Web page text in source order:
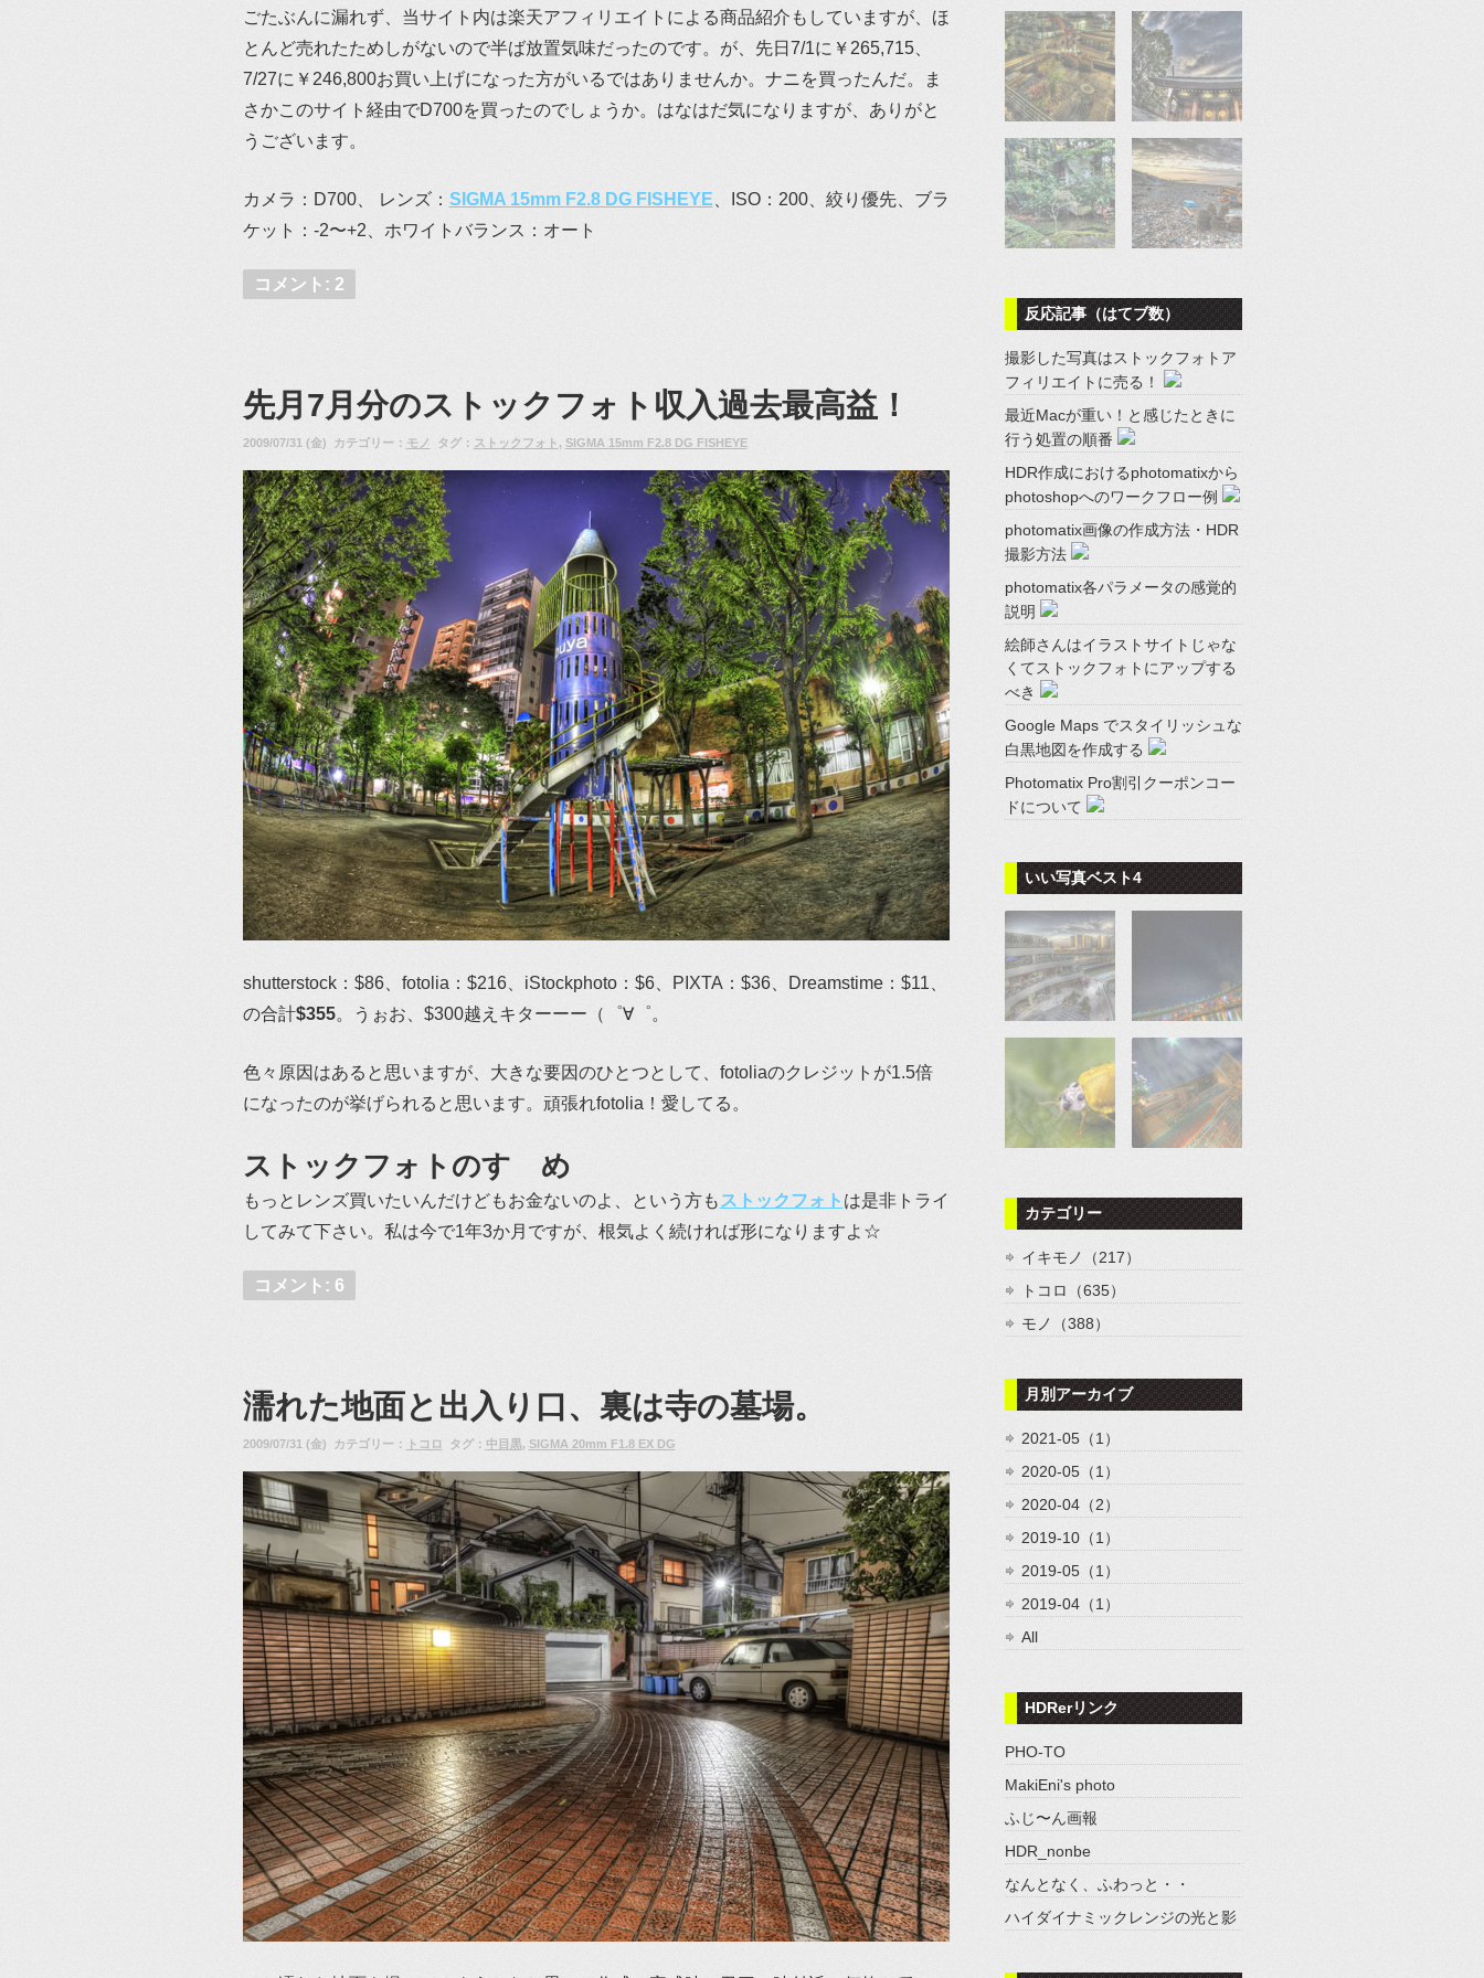
ごたぶんに漏れず、当サイト内は楽天アフィリエイトによる商品紹介もしていますが、ほ
とんど売れたためしがないので半ば放置気味だったのです。が、先日7/1に￥265,715、
7/27に￥246,800お買い上げになった方がいるではありませんか。ナニを買ったんだ。ま
さかこのサイト経由でD700を買ったのでしょうか。はなはだ気になりますが、ありがと
うございます。
カメラ：D700、 レンズ： SIGMA 15mm F2.8 DG FISHEYE 、ISO：200、絞り優先、ブラ
ケット：-2〜+2、ホワイトバランス：オート
コメント: 2
先月7月分のストックフォト収入過去最高益！
2009/07/31 (金) カテゴリー： モノ タグ： ストックフォト , SIGMA 15mm F2.8 DG FISHEYE
shutterstock：$86、fotolia：$216、iStockphoto：$6、PIXTA：$36、Dreamstime：$11、
の合計$355。うぉお、$300越えキターーー（゜∀゜。
色々原因はあると思いますが、大きな要因のひとつとして、fotoliaのクレジットが1.5倍
になったのが挙げられると思います。頑張れfotolia！愛してる。
ストックフォトのすゝめ
もっとレンズ買いたいんだけどもお金ないのよ、という方も ストックフォト は是非トライ
してみて下さい。私は今で1年3か月ですが、根気よく続ければ形になりますよ☆
コメント: 6
濡れた地面と出入り口、裏は寺の墓場。
2009/07/31 (金) カテゴリー： トコロ タグ： 中目黒, SIGMA 20mm F1.8 EX DG
反応記事（はてブ数）
撮影した写真はストックフォトア
フィリエイトに売る！
最近Macが重い！と感じたときに
行う処置の順番
HDR作成におけるphotomatixから
photoshopへのワークフロー例
photomatix画像の作成方法・HDR
撮影方法
photomatix各パラメータの感覚的
説明
絵師さんはイラストサイトじゃな
くてストックフォトにアップする
べき
Google Maps でスタイリッシュな
白黒地図を作成する
Photomatix Pro割引クーポンコー
ドについて
いい写真ベスト4
カテゴリー
イキモノ（217）
トコロ（635）
モノ（388）
月別アーカイブ
2021-05（1）
2020-05（1）
2020-04（2）
2019-10（1）
2019-05（1）
2019-04（1）
All
HDRerリンク
PHO-TO
MakiEni's photo
ふじ〜ん画報
HDR_nonbe
なんとなく、ふわっと・・
ハイダイナミックレンジの光と影